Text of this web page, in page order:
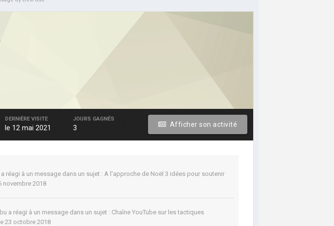
Afficher son activité
DERNIÈRE VISITE
le 12 mai 2021
JOURS GAGNÉS
3
a réagi à un message dans un sujet :A l'approche de Noël 3 idées pour soutenir
novembre 2018
a réagi à un message dans un sujet : Chaîne YouTube sur les tactiques
le 23 octobre 2018